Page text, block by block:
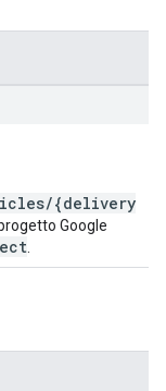
{delivery
Google